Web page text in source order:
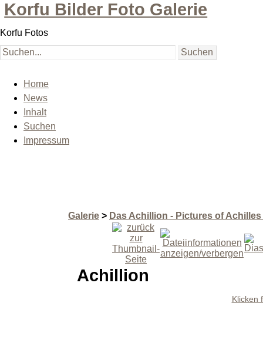
Korfu Bilder Foto Galerie
Korfu Fotos
Home
News
Inhalt
Suchen
Impressum
Galerie > Das Achillion - Pictures of
Achillion
Klicken